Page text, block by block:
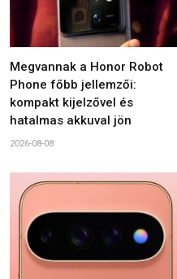
Megvannak a Honor Robot
Phone főbb jellemzői:
kompakt kijelzővel és
hatalmas akkuval jön
2026-08-08